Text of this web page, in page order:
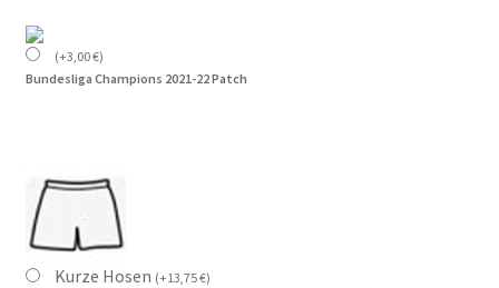
(+3,00€)
Bundesliga Champions 2021-22 Patch
Kurze Hosen (+13,75€)